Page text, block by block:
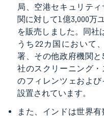
局、空港セキュリテ
関に対して1億3,000万
を販売しました。同社
うち22カ国において
署、その他政府機関
社のスクリーニング
のフィレンツェおよ
設置されています。
また、インドは世界